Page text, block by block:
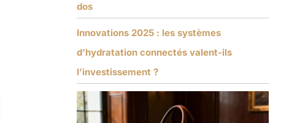
dos
Innovations 2025 : les systèmes
d’hydratation connectés valent-ils
l’investissement ?